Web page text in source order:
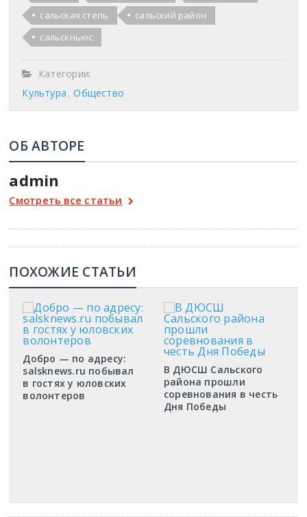
сальская степь
сальский район
сальскньюс
Категории:
Культура Общество
ОБ АВТОРЕ
admin
Смотреть все статьи
ПОХОЖИЕ СТАТЬИ
Добро — по адресу:
salsknews.ru побывал
в гостях у юловских
волонтеров
В ДЮСШ Сальского
района прошли
соревнования в честь
Дня Победы